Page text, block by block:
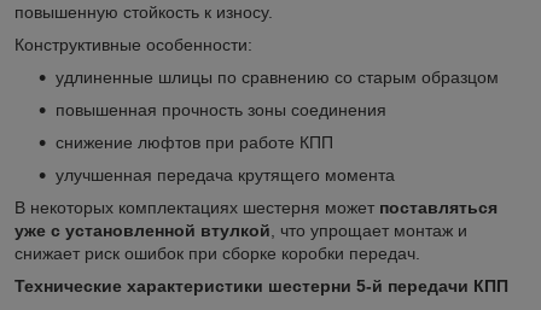
повышенную стойкость к износу.
Конструктивные особенности:
удлиненные шлицы по сравнению со старым образцом
повышенная прочность зоны соединения
снижение люфтов при работе КПП
улучшенная передача крутящего момента
В некоторых комплектациях шестерня может поставляться
уже с установленной втулкой , что упрощает монтаж и
снижает риск ошибок при сборке коробки передач.
Технические характеристики шестерни 5-й передачи КПП